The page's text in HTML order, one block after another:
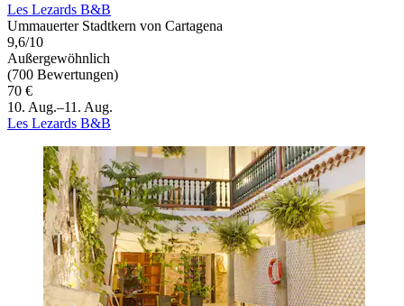
Les Lezards B&B
Ummauerter Stadtkern von Cartagena
9,6/10
Außergewöhnlich
(700 Bewertungen)
70 €
10. Aug.–11. Aug.
Les Lezards B&B